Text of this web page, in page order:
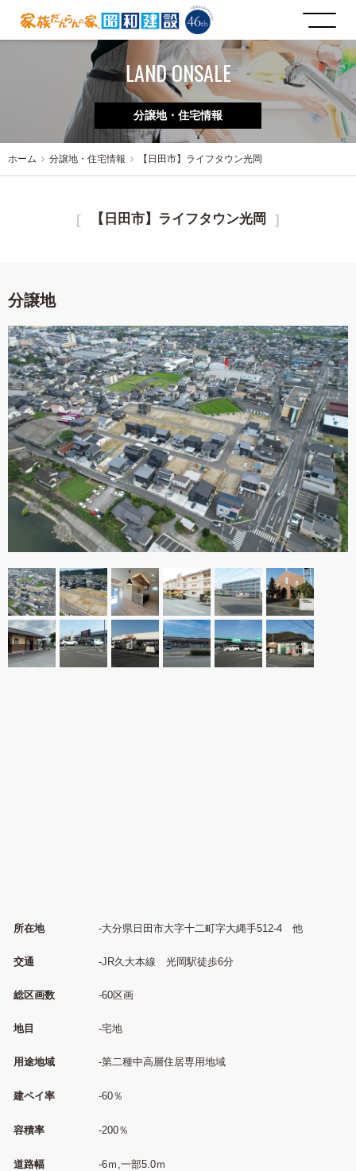
LAND ONSALE
分譲地・住宅情報
ホーム 分譲地・住宅情報 【日田市】ライフタウン光岡
【日田市】ライフタウン光岡
分譲地
所在地 -大分県日田市大字十二町字大縄手512-4 他
交通 -JR久大本線 光岡駅徒歩6分
総区画数 -60区画
地目 -宅地
用途地域 -第二種中高層住居専用地域
建ペイ率 -60％
容積率 -200％
道路幅
-6ｍ,一部5.0ｍ